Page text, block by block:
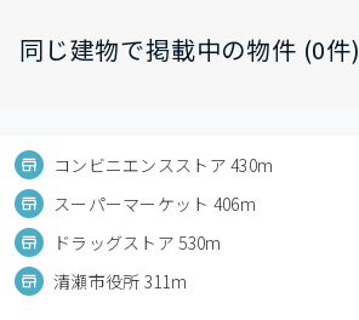
同じ建物で掲載中の物件 (0件)
コンビニエンスストア 430m
スーパーマーケット 406m
ドラッグストア 530m
清瀬市役所 311m